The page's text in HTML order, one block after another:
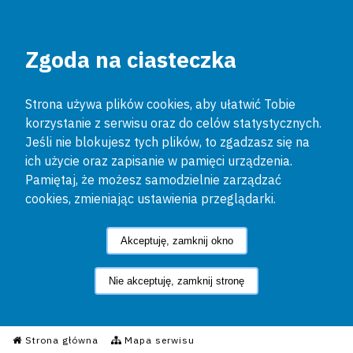
Zgoda na ciasteczka
Strona używa plików cookies, aby ułatwić Tobie
korzystanie z serwisu oraz do celów statystycznych.
Jeśli nie blokujesz tych plików, to zgadzasz się na
ich użycie oraz zapisanie w pamięci urządzenia.
Pamiętaj, że możesz samodzielnie zarządzać
cookies, zmieniając ustawienia przeglądarki.
Akceptuję, zamknij okno
Nie akceptuję, zamknij stronę
Strona główna Mapa serwisu
Informacyjny Serwis